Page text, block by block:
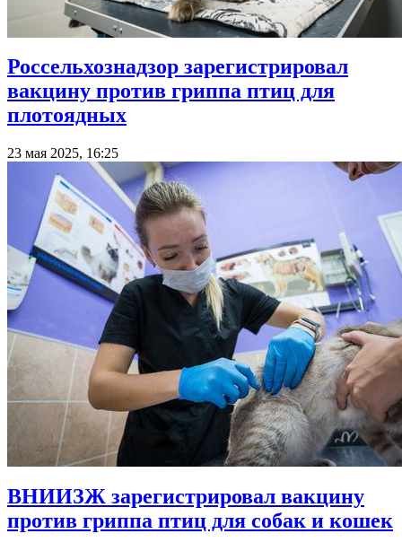
Россельхознадзор зарегистрировал
вакцину против гриппа птиц для
плотоядных
23 мая 2025, 16:25
ВНИИЗЖ зарегистрировал вакцину
против гриппа птиц для собак и кошек